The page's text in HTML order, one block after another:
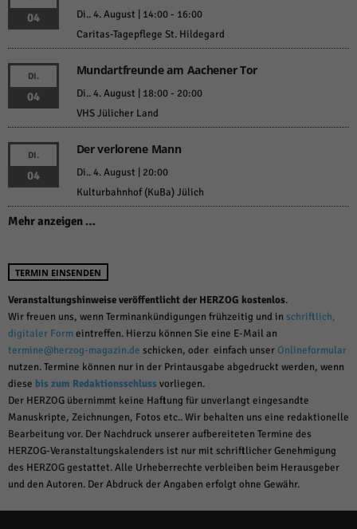
04 Di.. 4. August | 14:00- 16:00
Caritas-Tagepflege St. Hildegard
DI.
04
Mundartfreunde am Aachener Tor
Di.. 4. August | 18:00- 20:00
VHS Jülicher Land
DI.
04
Der verlorene Mann
Di.. 4. August | 20:00
Kulturbahnhof (KuBa) Jülich
Mehr anzeigen …
TERMIN EINSENDEN
Veranstaltungshinweise veröffentlicht der HERZOG kostenlos.
Wir freuen uns, wenn Terminankündigungen frühzeitig und in schriftlich,
digitaler Formeintreffen. Hierzu können Sie eine E-Mail an
termine@herzog-magazin.de schicken, oder einfach unserOnlineformular
nutzen. Termine können nur in der Printausgabe abgedruckt werden, wenn
diese bis zum Redaktionsschlussvorliegen.
Der HERZOG übernimmt keine Haftung für unverlangt eingesandte
Manuskripte, Zeichnungen, Fotos etc.. Wir behalten uns eine redaktionelle
Bearbeitung vor. Der Nachdruck unserer aufbereiteten Termine des
HERZOG-Veranstaltungskalenders ist nur mit schriftlicher Genehmigung
des HERZOG gestattet. Alle Urheberrechte verbleiben beim Herausgeber
und den Autoren. Der Abdruck der Angaben erfolgt ohne Gewähr.